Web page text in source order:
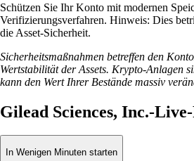
Schützen Sie Ihr Konto mit modernen
Verifizierungsverfahren. Hinweis: Dies
die Asset-Sicherheit.
Sicherheitsmaßnahmen betreffen den
Wertstabilität der Assets. Krypto-Anlagen
kann den Wert Ihrer Bestände massiv
Gilead Sciences, Inc.-
In Wenigen Minuten starten